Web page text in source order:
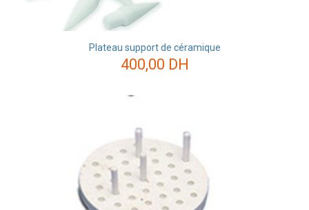
Plateau support de céramique
400,00 DH